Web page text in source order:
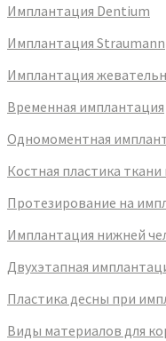
Имплантация Dentium
Имплантация Straumann
Имплантация
Временная имплантация
Одномоментная
Костная пластика
Протезирование на
Имплантация нижней
Двухэтапная
Пластика десны при
Виды материалов для